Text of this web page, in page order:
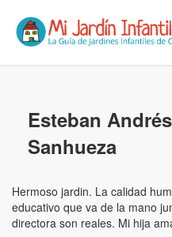
Esteban
Sanhueza
Hermoso jardin. La calidad
educativo que va de la mano
directora son reales. Mi hija